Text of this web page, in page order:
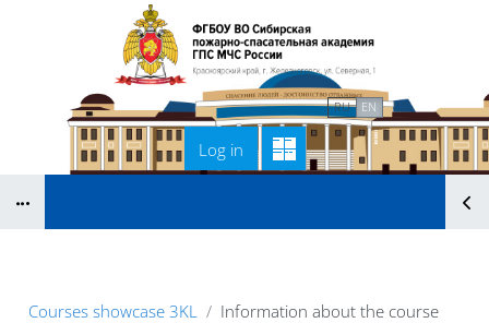
Skip to main content
Log in
Home Связаться с нами RU EN
Courses showcase 3KL Information about the course